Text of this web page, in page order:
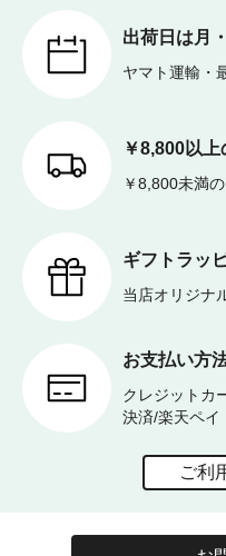
出荷日は月
ヤマト運輸・
￥8,800以
￥8,800未満
ギフトラッ
当店オリジナ
お支払い方
クレジットカ
決済/楽天ペイ
ご利